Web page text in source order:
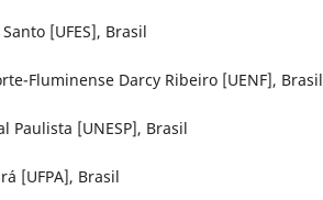
[UFES], Brasil
Fluminense Darcy Ribeiro [UENF], Brasil
Paulista [UNESP], Brasil
[UFPA], Brasil